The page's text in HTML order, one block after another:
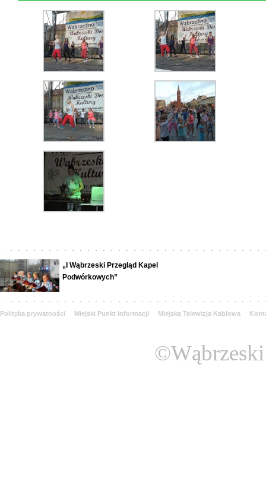
„I Wąbrzeski Przegląd Kapel
Podwórkowych”
Polityka prywatności Miejski Punkt Informacji Miejska Telewizja Kablowa